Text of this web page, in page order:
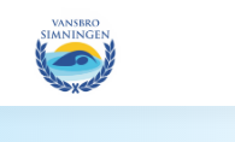
innehåll